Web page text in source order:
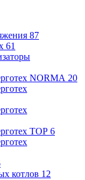
87
61
NORMA 20
TOP 6
котлов 12